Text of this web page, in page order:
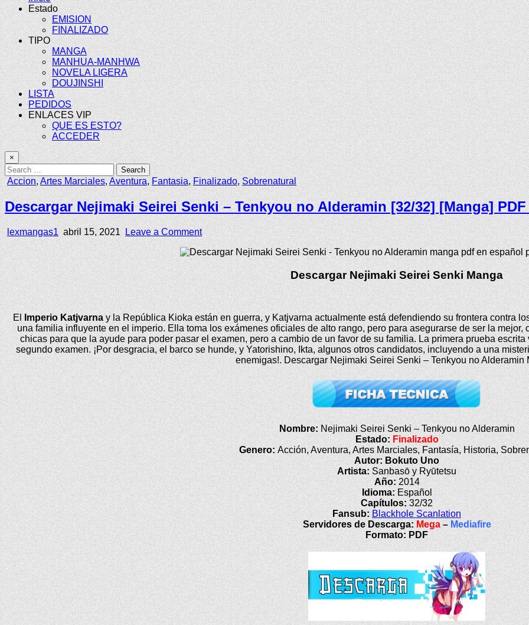
Estado
EMISION
FINALIZADO
TIPO
MANGA
MANHUA-MANHWA
NOVELA LIGERA
DOUJINSHI
LISTA
PEDIDOS
ENLACES VIP
QUE ES ESTO?
ACCEDER
×
Search
for:
Posted
in
Accion,Artes Marciales,Aventura,Fantasia,Finalizado,Sobrenatural
Descargar Nejimaki Seirei Senki – Tenkyou no Alderamin [32/32] [Manga] PDF
Author:
lexmangas1 Published
Date:
abril 15, 2021 Leave a Commenton
Descargar
Nejimaki
Seirei
Senki
–
Tenkyou
no
Alderamin
[32/32]
[Manga]
PDF
–
(Mega/Mf)
Descargar Nejimaki Seirei Senki Manga
ElImperio Katjvarnay la República Kioka están en guerra, y Katjvarna actualmente está defendiendo su frontera contra
una familia influyente en el imperio. Ella toma los exámenes oficiales de alto rango, pero para asegurarse de ser la
chicas para que la ayude para poder pasar el examen, pero a cambio de un favor de su familia. La primera prueba
segundo examen. ¡Por desgracia, el barco se hunde, y Yatorishino, Ikta, algunos otros candidatos, incluyendo a una
enemigas!. Descargar Nejimaki Seirei Senki – Tenkyou no Alderamin
Nombre:Nejimaki Seirei Senki – Tenkyou no Alderamin
Estado:Finalizado
Genero:Acción, Aventura, Artes Marciales, Fantasía, Historia,
Autor: Bokuto Uno
Artista:Sanbasō y Ryūtetsu
Año:2014
Idioma:Español
Capítulos:32/32
Fansub: Blackhole Scanlation
Servidores de Descarga:Mega–Mediafire
Formato: PDF